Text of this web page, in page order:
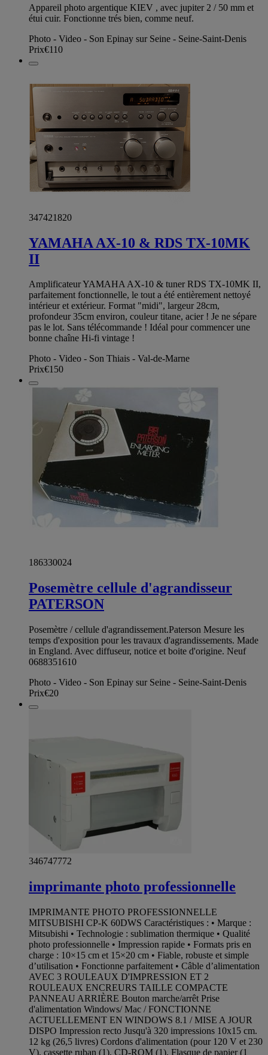
Appareil photo argentique KIEV , avec jupiter 2 / 50 mm et
étui cuir. Fonctionne trés bien, comme neuf.
Photo - Video - Son Epinay sur Seine - Seine-Saint-Denis
Prix€110
347421820
YAMAHA AX-10 & RDS TX-10MK
II
Amplificateur YAMAHA AX-10 & tuner RDS TX-10MK II,
parfaitement fonctionnelle, le tout a été entièrement nettoyé
intérieur et extérieur. Format "midi", largeur 28cm,
profondeur 35cm environ, couleur titane, acier ! Je ne sépare
pas le lot. Sans télécommande ! Idéal pour commencer une
bonne chaîne Hi-fi vintage !
Photo - Video - Son Thiais - Val-de-Marne
Prix€150
186330024
Posemètre cellule d'agrandisseur
PATERSON
Posemètre / cellule d'agrandissement.Paterson Mesure les
temps d'exposition pour les travaux d'agrandissements. Made
in England. Avec diffuseur, notice et boite d'origine. Neuf
0688351610
Photo - Video - Son Epinay sur Seine - Seine-Saint-Denis
Prix€20
346747772
imprimante photo professionnelle
IMPRIMANTE PHOTO PROFESSIONNELLE
MITSUBISHI CP-K 60DWS Caractéristiques : • Marque :
Mitsubishi • Technologie : sublimation thermique • Qualité
photo professionnelle • Impression rapide • Formats pris en
charge : 10×15 cm et 15×20 cm • Fiable, robuste et simple
d’utilisation • Fonctionne parfaitement • Câble d’alimentation
AVEC 3 ROULEAUX D'IMPRESSION ET 2
ROULEAUX ENCREURS TAILLE COMPACTE
PANNEAU ARRIÈRE Bouton marche/arrêt Prise
d'alimentation Windows/ Mac / FONCTIONNE
ACTUELLEMENT EN WINDOWS 8.1 / MISE A JOUR
DISPO Impression recto Jusqu'à 320 impressions 10x15 cm.
12 kg (26,5 livres) Cordons d'alimentation (pour 120 V et 230
V), cassette ruban (1), CD-ROM (1), Flasque de papier (1